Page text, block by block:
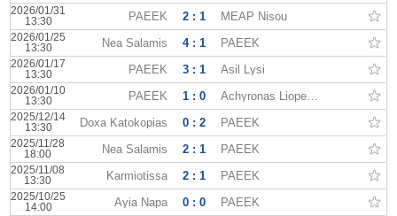
2026/01/31
13:30
PAEEK 2 : 1 MEAP Nisou
2026/01/25
13:30
Nea Salamis 4 : 1 PAEEK
2026/01/17
13:30
PAEEK 3 : 1 Asil Lysi
2026/01/10
13:30
PAEEK 1 : 0 Achyronas Liopetriou
2025/12/14
13:30
Doxa Katokopias 0 : 2 PAEEK
2025/11/28
18:00
Nea Salamis 2 : 1 PAEEK
2025/11/08
13:30
Karmiotissa 2 : 1 PAEEK
2025/10/25
14:00
Ayia Napa 0 : 0 PAEEK